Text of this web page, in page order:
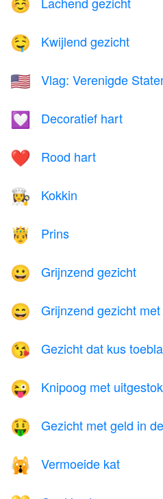
☺️
🤤 Kwijlend gezicht
🇺🇸 Vlag: Verenigde
💟 Decoratief hart
❤️ Rood hart
👩‍🍳 Kokkin
🤴 Prins
😀 Grijnzend gezicht
😄 Grijnzend gezicht
😘 Gezicht dat kus
😜 Knipoog met
🤑 Gezicht met geld in
🙀 Vermoeide kat